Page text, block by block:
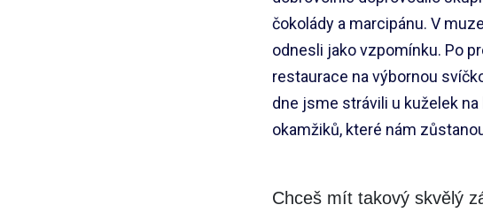
čokolády a marcipánu. V
odnesli jako vzpomínku. Po
restaurace na výbornou
dne jsme strávili u kuželek
okamžiků, které nám
Chceš mít takový skvělý